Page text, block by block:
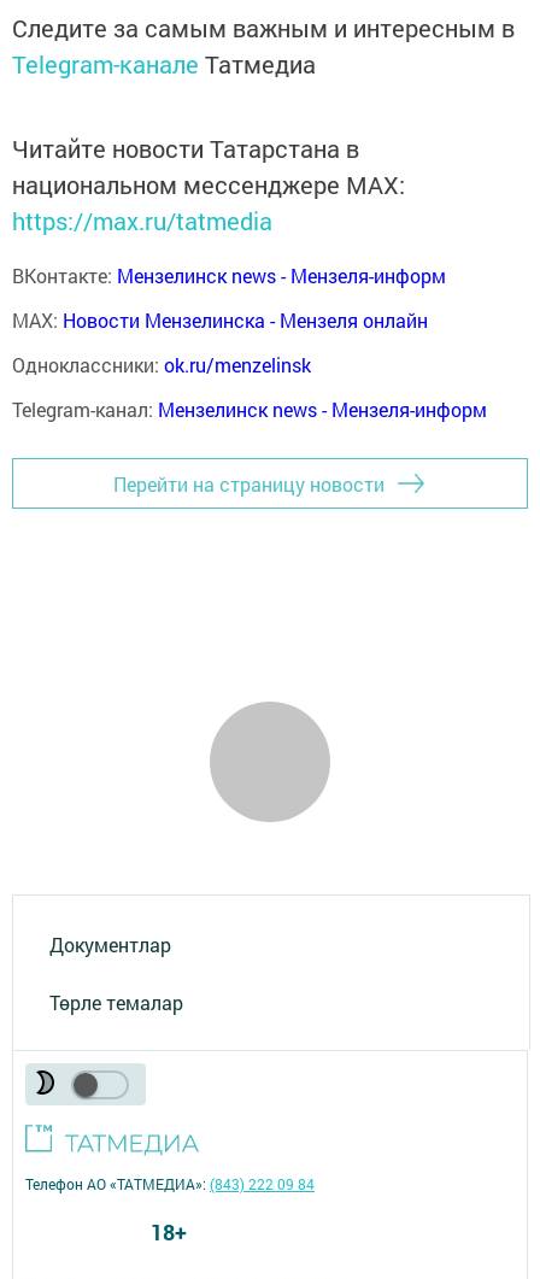
Следите за самым важным и интересным в
Telegram-канале Татмедиа
Читайте новости Татарстана в
национальном мессенджере MАХ:
https://max.ru/tatmedia
ВКонтакте: Мензелинск news - Мензеля-информ
MAX: Новости Мензелинска - Мензеля онлайн
Одноклассники: ok.ru/menzelinsk
Telegram-канал: Мензелинск news - Мензеля-информ
Перейти на страницу новости
Документлар
Төрле темалар
Телефон АО «ТАТМЕДИА»:(843) 222 09 84
18+